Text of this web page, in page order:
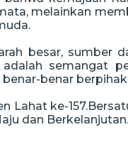
melainkan
besar, sumber
semangat
benar
Lahat ke-
dan Berkelanjutan.